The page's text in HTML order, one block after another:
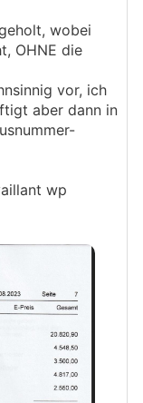
wobei
OHNE die
vor, ich
aber dann in
wp